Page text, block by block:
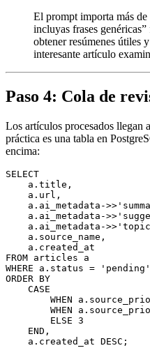
El prompt importa más
incluyas frases
obtener resúmenes útiles
interesante artículo
Paso 4: Cola de
Los artículos procesados llegan
práctica es una tabla en
encima:
SELECT
    a.title,
    a.url,
    a.ai_metadata
->>
    a.ai_metadata
->>
    a.ai_metadata
->>
    a.source_name,
    a.created_at
FROM articles a
WHERE a.status = 'pending'
ORDER BY
    CASE
        WHEN
        WHEN
        ELSE
3
    END
,
    a.created_at
DESC ;